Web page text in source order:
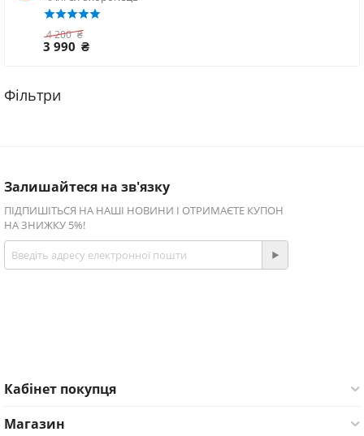
4 200 ₴
3 990 ₴
Залишайтеся на зв'язку
ПІДПИШІТЬСЯ НА НАШІ НОВИНИ І ОТРИМАЄТЕ КУПОН
НА ЗНИЖКУ 5%!
Кабінет покупця
Магазин